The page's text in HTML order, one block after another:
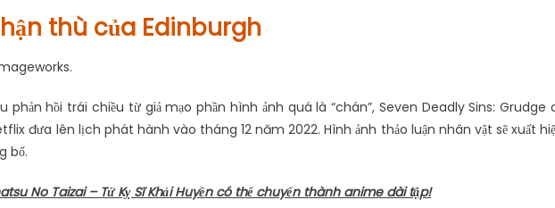
hận thù của Edinburgh
phản hồi trái chiều từ giả mạo phần hình ảnh quá là “chán”, Seven Deadly Sins: Grudge
đưa lên lịch phát hành vào tháng 12 năm 2022. Hình ảnh thảo luận nhân vật sẽ xuất
bố.
No Taizai – Tứ Kỵ Sĩ Khải Huyền có thể chuyển thành anime dài tập!